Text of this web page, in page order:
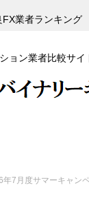
FX業者ランキング
ョン業者比較サイ
7月度サマーキャン